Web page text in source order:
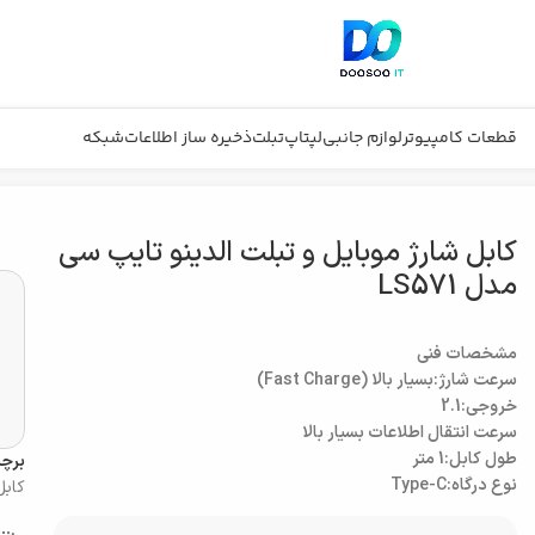
قطعات کامپیوترلوازم جانبیلپتاپتبلتذخیره ساز اطلاعاتشبکه
کابل شارژ موبایل و تبلت الدینو تایپ سی
مدل LS571
مشخصات فنی
سرعت شارژ:بسیار بالا (Fast Charge)
خروجی:2.1
سرعت انتقال اطلاعات بسیار بالا
طول کابل:1 متر
نوع درگاه:Type-C